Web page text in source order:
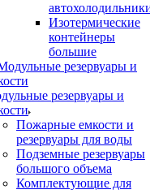
Изотермические
контейнеры
большие
резервуары и
Пожарные емкости и
резервуары для воды
Подземные резервуары
большого объема
Комплектующие для